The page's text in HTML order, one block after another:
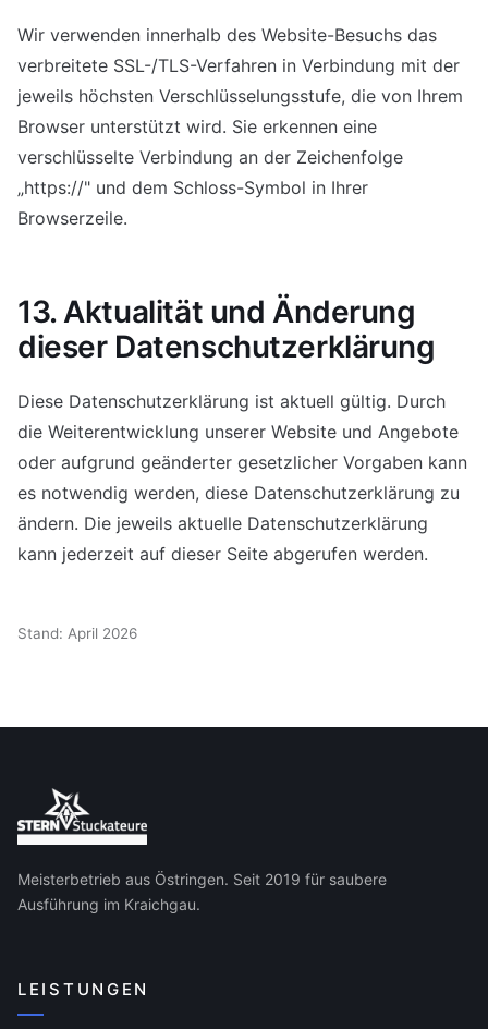
Wir verwenden innerhalb des Website-Besuchs das
verbreitete SSL-/TLS-Verfahren in Verbindung mit der
jeweils höchsten Verschlüsselungsstufe, die von Ihrem
Browser unterstützt wird. Sie erkennen eine
verschlüsselte Verbindung an der Zeichenfolge
„https://" und dem Schloss-Symbol in Ihrer
Browserzeile.
13. Aktualität und Änderung
dieser Datenschutzerklärung
Diese Datenschutzerklärung ist aktuell gültig. Durch
die Weiterentwicklung unserer Website und Angebote
oder aufgrund geänderter gesetzlicher Vorgaben kann
es notwendig werden, diese Datenschutzerklärung zu
ändern. Die jeweils aktuelle Datenschutzerklärung
kann jederzeit auf dieser Seite abgerufen werden.
Stand: April 2026
Meisterbetrieb aus Östringen. Seit 2019 für saubere
Ausführung im Kraichgau.
LEISTUNGEN